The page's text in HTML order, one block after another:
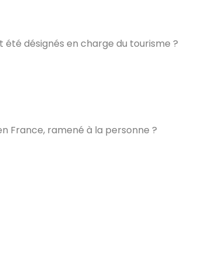
été désignés en charge du tourisme ?
France, ramené à la personne ?